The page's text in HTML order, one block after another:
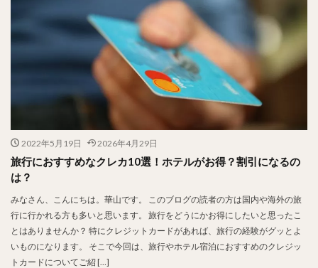
2022年5月19日 2026年4月29日
旅行におすすめなクレカ10選！ホテルがお得？割引になるの
は？
みなさん、こんにちは。華山です。 このブログの読者の方は国内や海外の旅
行に行かれる方も多いと思います。 旅行をどうにかお得にしたいと思ったこ
とはありませんか？ 特にクレジットカードがあれば、旅行の経験がグッとよ
いものになります。 そこで今回は、旅行やホテル宿泊におすすめのクレジッ
トカードについてご紹 […]